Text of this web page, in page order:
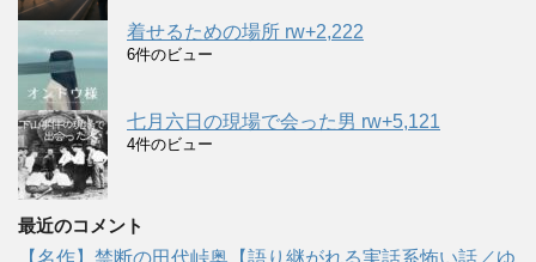
着せるための場所 rw+2,222
6件のビュー
七月六日の現場で会った男 rw+5,121
4件のビュー
最近のコメント
【名作】禁断の田代峠奥【語り継がれる実話系怖い話／ゆ